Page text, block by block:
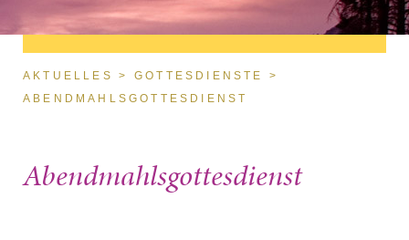
Sie sind hier
AKTUELLES
GOTTESDIENSTE
ABENDMAHLSGOTTESDIENST
Abendmahlsgottesdienst